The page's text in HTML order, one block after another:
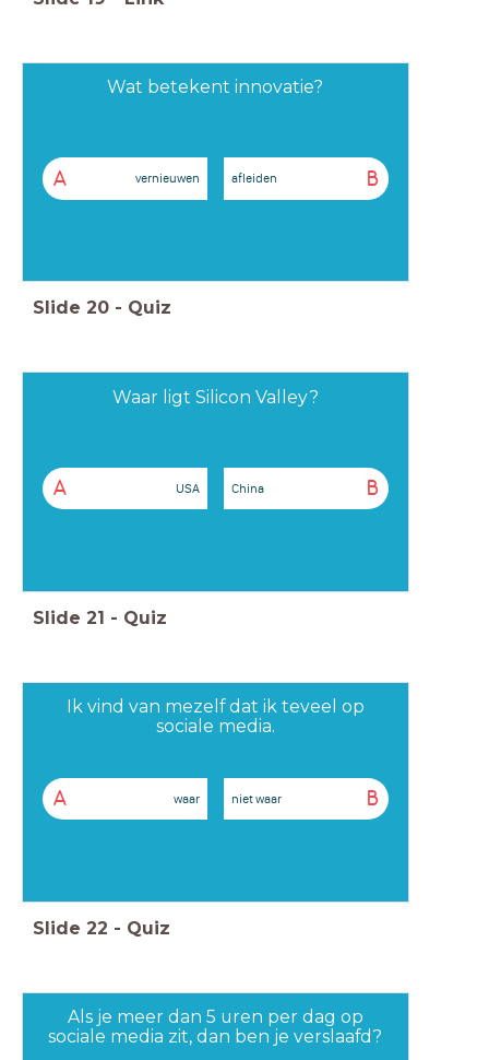
Wat betekent innovatie?
A vernieuwen B
afleiden
Slide 20 - Quiz
Waar ligt Silicon Valley?
A USA B
China
Slide 21 - Quiz
Ik vind van mezelf dat ik teveel op
sociale media.
A waar B
niet waar
Slide 22 - Quiz
Als je meer dan 5 uren per dag op
sociale media zit, dan ben je verslaafd?